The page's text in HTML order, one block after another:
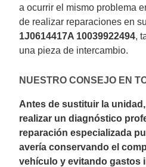
a ocurrir el mismo problema
de realizar reparaciones en
1J0614417A 10039922494,
una pieza de intercambio.
NUESTRO CONSEJO EN
Antes de sustituir la
realizar un diagnóstico
reparación especializada
avería conservando el
vehículo y evitando gastos